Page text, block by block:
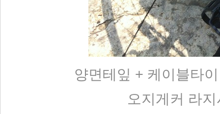
양면테잎 + 케이블타
오지게커 라